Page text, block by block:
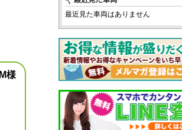
様
最近見た車両はありません